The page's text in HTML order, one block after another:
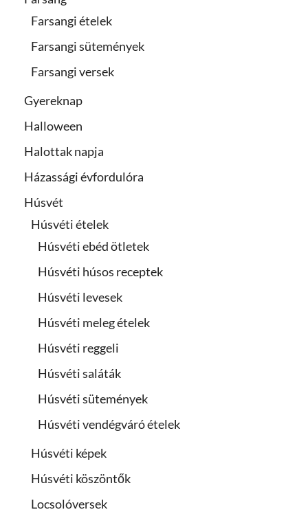
Farsangi ételek
Farsangi sütemények
Farsangi versek
Gyereknap
Halloween
Halottak napja
Házassági évfordulóra
Húsvét
Húsvéti ételek
Húsvéti ebéd ötletek
Húsvéti húsos receptek
Húsvéti levesek
Húsvéti meleg ételek
Húsvéti reggeli
Húsvéti saláták
Húsvéti sütemények
Húsvéti vendégváró ételek
Húsvéti képek
Húsvéti köszöntők
Locsolóversek